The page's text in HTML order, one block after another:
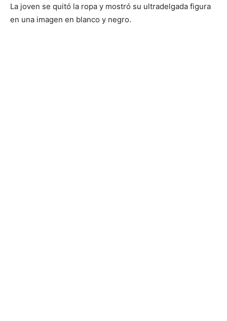
La joven se quitó la ropa y mostró su ultradelgada figura
en una imagen en blanco y negro.